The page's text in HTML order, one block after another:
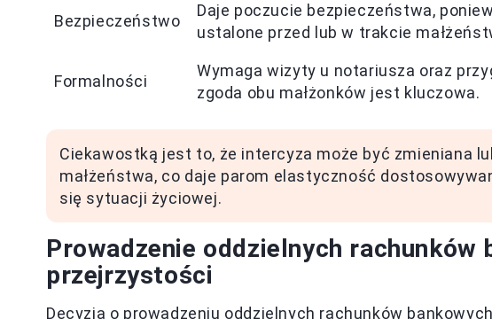
Bezpieczeństwo
Daje poczucie bezpieczeństwa,
ustalone przed lub w trakcie
Formalności
Wymaga wizyty u notariusza oraz
zgoda obu małżonków jest kluczowa.
Ciekawostką jest to, że intercyza może być zmieniana
małżeństwa, co daje parom elastyczność
się sytuacji życiowej.
Prowadzenie oddzielnych rachunków
przejrzystości
Decyzja o prowadzeniu oddzielnych rachunków